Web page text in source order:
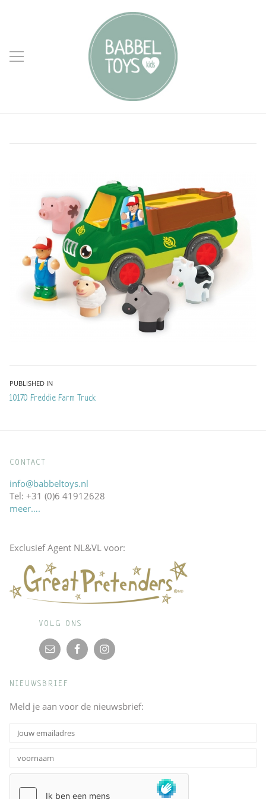
Bericht
navigatie
PUBLISHED IN
10170 Freddie Farm Truck
CONTACT
info@babbeltoys.nl
Tel: +31 (0)6 41912628
meer….
Exclusief Agent NL&VL voor:
VOLG ONS
NIEUWSBRIEF
Meld je aan voor de nieuwsbrief: